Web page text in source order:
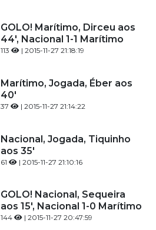
GOLO! Marítimo, Dirceu aos
44', Nacional 1-1 Marítimo
113 | 2015-11-27 21:18:19
Marítimo, Jogada, Éber aos
40'
37 | 2015-11-27 21:14:22
Nacional, Jogada, Tiquinho
aos 35'
61 | 2015-11-27 21:10:16
GOLO! Nacional, Sequeira
aos 15', Nacional 1-0 Marítimo
144 | 2015-11-27 20:47:59